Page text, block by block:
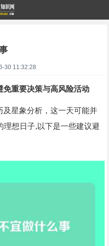
30 11:32:28
重要决策与高风险活动
星象分析，这一天可能并
想日子,以下是一些建议避